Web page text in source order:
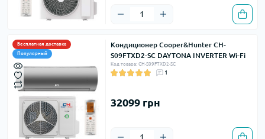
Бесплатная доставка
Популярный
Кондиционер Cooper&Hunter CH-
S09FTXD2-SC DAYTONA INVERTER Wi-Fi
Код товара: CH-S09FTXD2-SC
1
32099 грн